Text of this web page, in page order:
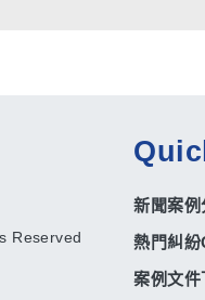
Reserved
新聞案例
熱門糾
案例文件